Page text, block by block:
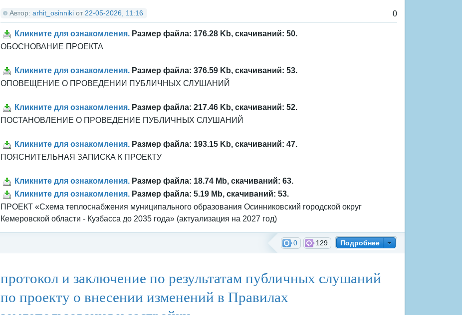
Автор: arhit_osinniki от 22-05-2026, 11:16 0
Кликните для ознакомления. Размер файла: 176.28 Kb, скачиваний: 50.
ОБОСНОВАНИЕ ПРОЕКТА
Кликните для ознакомления. Размер файла: 376.59 Kb, скачиваний: 53.
ОПОВЕЩЕНИЕ О ПРОВЕДЕНИИ ПУБЛИЧНЫХ СЛУШАНИЙ
Кликните для ознакомления. Размер файла: 217.46 Kb, скачиваний: 52.
ПОСТАНОВЛЕНИЕ О ПРОВЕДЕНИЕ ПУБЛИЧНЫХ СЛУШАНИЙ
Кликните для ознакомления. Размер файла: 193.15 Kb, скачиваний: 47.
ПОЯСНИТЕЛЬНАЯ ЗАПИСКА К ПРОЕКТУ
Кликните для ознакомления. Размер файла: 18.74 Mb, скачиваний: 63.
Кликните для ознакомления. Размер файла: 5.19 Mb, скачиваний: 53.
ПРОЕКТ «Схема теплоснабжения муниципального образования Осинниковский городской округ
Кемеровской области - Кузбасса до 2035 года» (актуализация на 2027 год)
Подробнее
129
0
протокол и заключение по результатам публичных слушаний
по проекту о внесении изменений в Правилах